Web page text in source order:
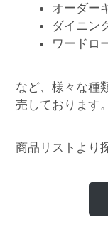
オーダー
ダイニン
ワードロ
など、様々な種
売しております。
商品リストより